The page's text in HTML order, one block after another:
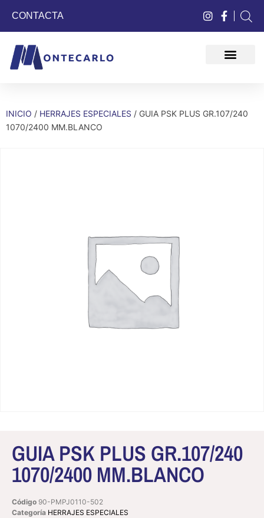
CONTACTA
INICIO / HERRAJES ESPECIALES / GUIA PSK PLUS GR.107/240
1070/2400 MM.BLANCO
GUIA PSK PLUS GR.107/240
1070/2400 MM.BLANCO
Código 90-PMPJ0110-502
Categoría HERRAJES ESPECIALES